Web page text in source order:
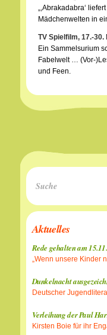
„,Abrakadabra‘
Mädchenwelten in
TV Spielfilm, 17.-30.
Ein Sammelsurium
Fabelwelt … (Vor-
und Feen.
Aktuelles
Rede gehalten am
„Wenn unsere Kinder
Dunkelnacht
Deutscher
Verleihung der Paul
Kirsten Boie für ihr